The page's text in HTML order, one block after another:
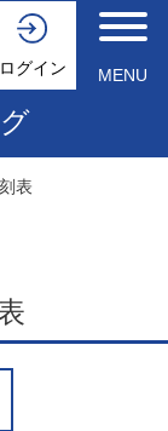
ログイン MENU
表